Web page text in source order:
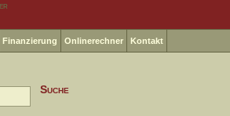
Finanzierung Onlinerechner Kontakt
Suche